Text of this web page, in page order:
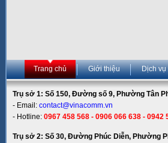
Trang chủ Giới thiệu Dịch vụ
Trụ sở 1: Số 150, Đường số 9, Phường Tân
- Email: contact@vinacomm.vn
- Hotline: 0967 458 568 - 0906 066 638 - 0942
Trụ sở 2: Số 30, Đường Phúc Diễn, Phường